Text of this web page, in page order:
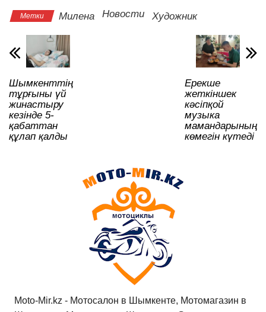
s
A
p
p
e
b
o
o
k
er
o
gr u
в
и
ть
Метки Милена Новости Художник
Шымкенттің
тұрғыны үй
жинастыру
кезінде 5-
қабаттан
құлап қалды
Ерекше
жеткіншек
кәсіпқой
музыка
мамандарының
көмегін күтеді
Moto-Mir.kz - Мотосалон в Шымкенте, Мотомагазин в